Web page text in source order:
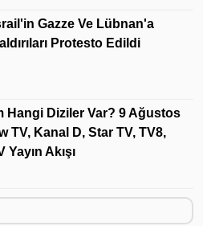
Gazze Ve Lübnan'a
Protesto Edildi
Hangi Diziler Var? 9 Ağustos
TV, Kanal D, Star TV, TV8,
Yayın Akışı